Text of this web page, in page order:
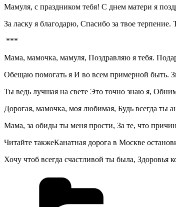
Мамуля, с праздником тебя! С днем матери я
За ласку я благодарю, Спасибо за твое
***
Мама, мамочка, мамуля, Поздравляю я тебя.
Обещаю помогать я И во всем примерной быть.
Ты ведь лучшая на свете Это точно знаю я,
Дорогая, мамочка, моя любимая, Будь всегда ты
Мама, за обиды ты меня прости, За те, что
Читайте такжеКанатная дорога в Москве
Хочу чтоб всегда счастливой ты была,